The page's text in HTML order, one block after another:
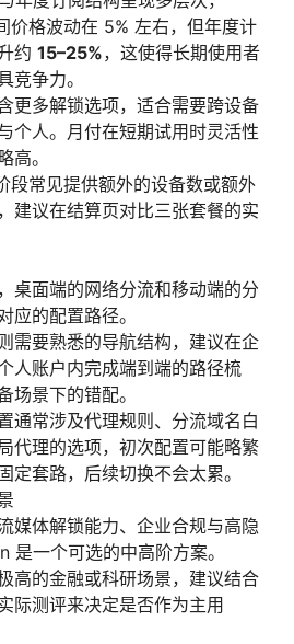
格波动在 5% 左右，但年度计
约 15–25%，这使得长期使用者
竞争力。
更多解锁选项，适合需要跨设备
个人。月付在短期试用时灵活性
高。
段常见提供额外的设备数或额外
建议在结算页对比三张套餐的实
桌面端的网络分流和移动端的分
应的配置路径。
需要熟悉的导航结构，建议在企
人账户内完成端到端的路径梳
场景下的错配。
通常涉及代理规则、分流域名白
代理的选项，初次配置可能略繁
定套路，后续切换不会太累。
媒体解锁能力、企业合规与高隐
是一个可选的中高阶方案。
高的金融或科研场景，建议结合
际测评来决定是否作为主用